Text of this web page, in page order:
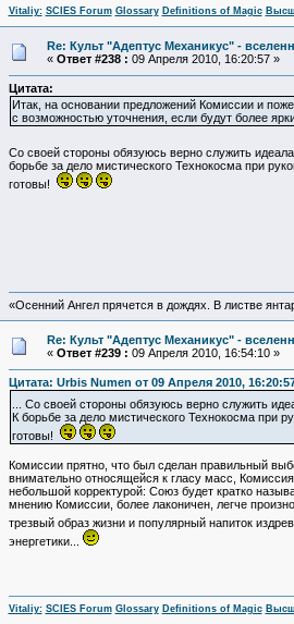
Vitaliy: SCIES Forum Glossary Definitions of Magic
Re: Культ "Адептус Механикус" -
« Ответ #238 : 09 Апреля 2010, 16:20:57 »
Цитата:
Итак, на основании предложений Комиссии и
с возможностью уточнения, если будут более
Со своей стороны обязуюсь верно служить
борьбе за дело мистического Технокосма при
готовы!
«Осенний Ангел прячется в дождях. В листве
Re: Культ "Адептус Механикус" -
« Ответ #239 : 09 Апреля 2010, 16:54:10 »
Цитата: Urbis Numen от 09 Апреля 2010,
... Со своей стороны обязуюсь верно служить
К борьбе за дело мистического Технокосма при
готовы!
Комиссии прятно, что был сделан правильный
внимательно относящейся к гласу масс,
небольшой корректурой: Союз будет кратко
мнению Комиссии, более лаконичен, легче
трезвый образ жизни и популярный напиток
энергетики...
Vitaliy: SCIES Forum Glossary Definitions of Magic